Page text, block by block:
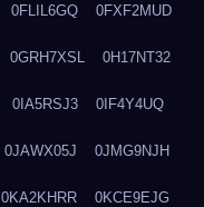
0FLIL6GQ 0FXF2MUD
0GRH7XSL 0H17NT32
0IA5RSJ3 0IF4Y4UQ
0JAWX05J 0JMG9NJH
0KA2KHRR 0KCE9EJG